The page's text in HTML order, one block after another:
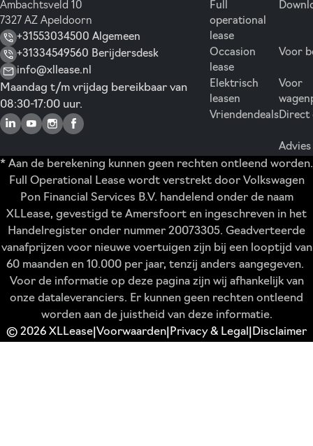
Ambachtsveld 10
7327 AZ Apeldoorn
+31553034500 Algemeen
+31334549560 Berijdersdesk
info@xllease.nl
Maandag t/m vrijdag bereikbaar van
08:30-17:00 uur.
Full
operational
lease
Occasion
lease
Elektrisch
leasen
Vriendendeals
Voor
Voor
Direct
* Aan de berekening kunnen geen rechten ontleend worden.
Full Operational Lease wordt verstrekt door Volkswagen
Pon Financial Services B.V. handelend onder de naam
XLLease, gevestigd te Amersfoort en ingeschreven in het
Handelregister onder nummer 20073305. Geadverteerde
vanafprijzen voor nieuwe voertuigen zijn bij een looptijd van
60 maanden en 10.000 per jaar, tenzij anders aangegeven.
Voor de informatie op deze pagina zijn wij afhankelijk van
onze dataleveranciers. Er kunnen geen rechten ontleend
worden aan de juistheid van deze informatie.
© 2026 XLLease Voorwaarden Privacy & Legal Disclaimer